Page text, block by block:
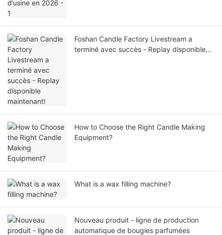
Foshan Candle Factory Livestream a
terminé avec succès - Replay disponible
How to Choose the Right Candle Making
Equipment?
What is a wax filling machine?
Nouveau produit - ligne de production
automatique de bougies parfumées